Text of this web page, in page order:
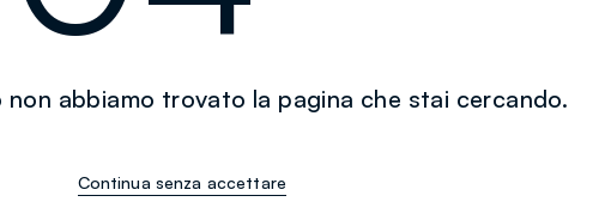
loyalty.euro.points
abbiamo trovato la pagina che stai cercando.
Continua senza accettare